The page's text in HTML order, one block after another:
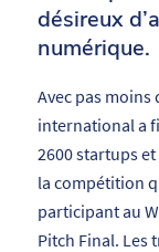
désireux
numérique.
Avec pas moins
international a
2600startupset
la compétition
participantau
Pitch Final. Les